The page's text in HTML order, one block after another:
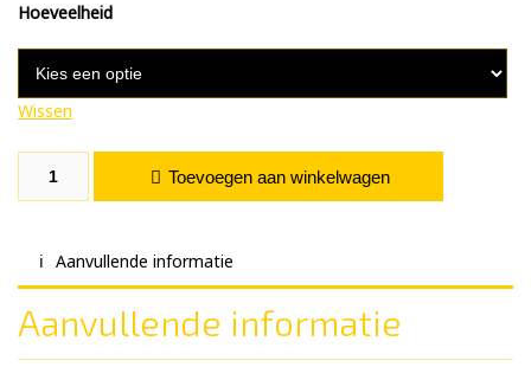
Hoeveelheid
Wissen
Jungle Juice aantal Toevoegen aan winkelwagen
Aanvullende informatie
Aanvullende informatie